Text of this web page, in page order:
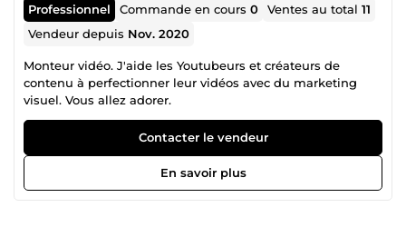
Professionnel Commande en cours0 Ventes au total11
Vendeur depuis Nov. 2020
Monteur vidéo. J'aide les Youtubeurs et créateurs de
contenu à perfectionner leur vidéos avec du marketing
visuel. Vous allez adorer.
Contacter le vendeur
En savoir plus